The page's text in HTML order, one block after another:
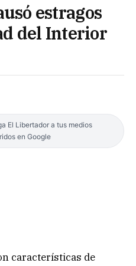
estragos
del Interior
El Libertador a tus medios
en Google
características de